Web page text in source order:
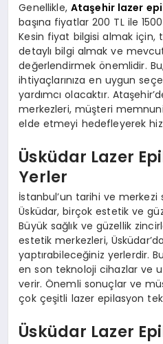
Genellikle, Ataşehir lazer
başına fiyatlar 200 TL ile
Kesin fiyat bilgisi almak için,
detaylı bilgi almak ve
değerlendirmek önemlidir.
ihtiyaçlarınıza en uygun
yardımcı olacaktır.
merkezleri, müşteri
elde etmeyi hedefleyerek
Üsküdar Lazer
Yerler
İstanbul’un tarihi ve
Üsküdar, birçok estetik ve
Büyük sağlık ve güzellik
estetik merkezleri,
yaptırabileceğiniz yerlerdir.
en son teknoloji cihazlar ve
verir. Önemli sonuçlar ve
çok çeşitli lazer epilasyon
Üsküdar Lazer